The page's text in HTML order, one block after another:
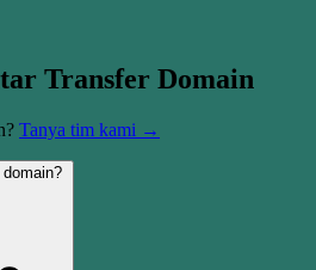
Transfer Domain
Tanya tim kami →